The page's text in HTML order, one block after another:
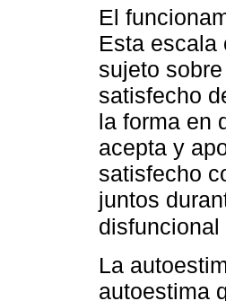
El
Esta escala
sujeto
satisfecho
la forma en
acepta y
satisfecho
juntos
La
autoestima